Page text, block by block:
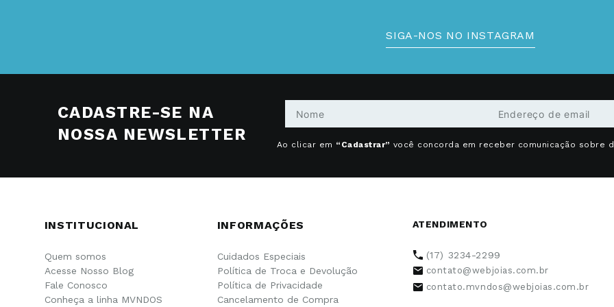
SIGA-NOS NO INSTAGRAM
CADASTRE-SE NA
NOSSA NEWSLETTER
Ao clicar em “Cadastrar” você concorda em receber comunicação sobre
INSTITUCIONAL
Quem somos
Acesse Nosso Blog
Fale Conosco
Conheça a linha MVNDOS
INFORMAÇÕES
Cuidados Especiais
Política de Troca e Devolução
Política de Privacidade
Cancelamento de Compra
ATENDIMENTO
(17) 3234-2299
contato@webjoias.com.br
contato.mvndos@webjoias.com.br